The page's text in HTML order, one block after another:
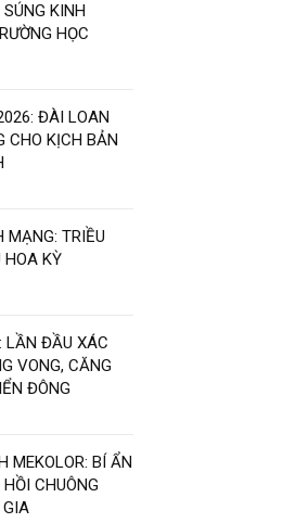
KINH
HỌC
ĐÀI LOAN
CHO KỊCH BẢN
MẠNG: TRIỀU
KỲ
LẦN ĐẦU XÁC
VONG, CĂNG
ĐÔNG
MEKOLOR: BÍ ẨN
HỒI CHUÔNG